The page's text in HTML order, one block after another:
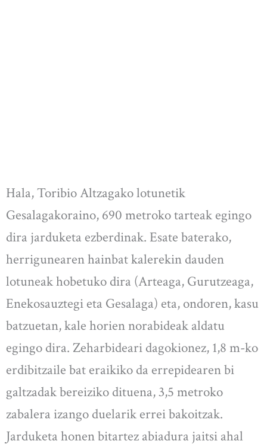
Hala, Toribio Altzagako lotunetik
Gesalagakoraino, 690 metroko tarteak egingo
dira jarduketa ezberdinak. Esate baterako,
herrigunearen hainbat kalerekin dauden
lotuneak hobetuko dira (Arteaga, Gurutzeaga,
Enekosauztegi eta Gesalaga) eta, ondoren, kasu
batzuetan, kale horien norabideak aldatu
egingo dira. Zeharbideari dagokionez, 1,8 m-ko
erdibitzaile bat eraikiko da errepidearen bi
galtzadak bereiziko dituena, 3,5 metroko
zabalera izango duelarik errei bakoitzak.
Jarduketa honen bitartez abiadura jaitsi ahal